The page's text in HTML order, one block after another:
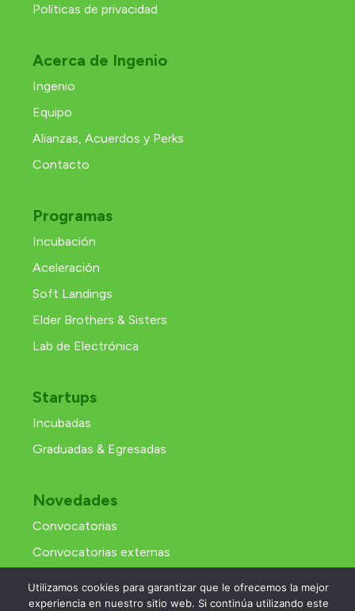
Políticas de privacidad
Acerca de Ingenio
Ingenio
Equipo
Alianzas, Acuerdos y Perks
Contacto
Programas
Incubación
Aceleración
Soft Landings
Elder Brothers & Sisters
Lab de Electrónica
Startups
Incubadas
Graduadas & Egresadas
Novedades
Convocatorias
Convocatorias externas
Utilizamos cookies para garantizar que le ofrecemos la mejor
experiencia en nuestro sitio web. Si continúa utilizando este